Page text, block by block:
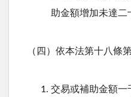
助金額增加未達二
（四）依本法第十八條
交易或補助金額一